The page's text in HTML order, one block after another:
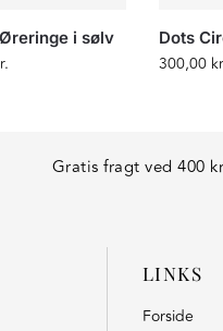
i sølv Dots
300,00
Gratis fragt ved 400 kr
LINKS
Forside